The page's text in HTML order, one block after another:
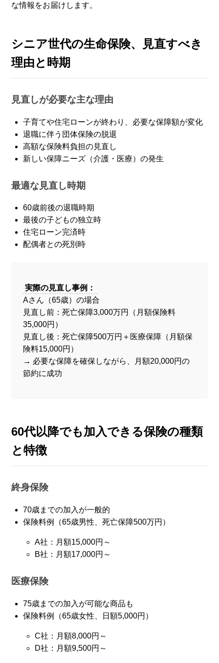
な情報をお届けします。
シニア世代の生命保険、見直すべき
理由と時期
見直しが必要な主な理由
子育てや住宅ローンが終わり、必要な保障額が変化
退職に伴う団体保険の脱退
高額な保険料負担の見直し
新しい保障ニーズ（介護・医療）の発生
最適な見直し時期
60歳前後の退職時期
最後の子どもの独立時
住宅ローン完済時
配偶者との死別時
実際の見直し事例：
Aさん（65歳）の場合
見直し前：死亡保障3,000万円（月額保険料
35,000円）
見直し後：死亡保障500万円＋医療保障（月額保
険料15,000円）
→ 必要な保障を確保しながら、月額20,000円の
節約に成功
60代以降でも加入できる保険の種類
と特徴
終身保険
70歳までの加入が一般的
保険料例（65歳男性、死亡保障500万円）
A社：月額15,000円～
B社：月額17,000円～
医療保険
75歳までの加入が可能な商品も
保険料例（65歳女性、日額5,000円）
C社：月額8,000円～
D社：月額9,500円～